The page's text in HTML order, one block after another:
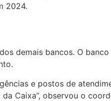
2024.
demais bancos. O
e postos de
Caixa”, observou o